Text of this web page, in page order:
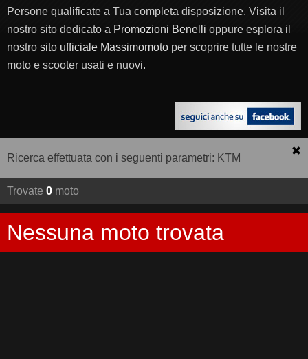
Persone qualificate a Tua completa disposizione. Visita il
nostro sito dedicato a Promozioni Benelli oppure esplora il
nostro sito ufficiale Massimomoto per scoprire tutte le nostre
moto e scooter usati e nuovi.
Ricerca effettuata con i seguenti parametri: KTM
Trovate 0 moto
Nessuna moto trovata